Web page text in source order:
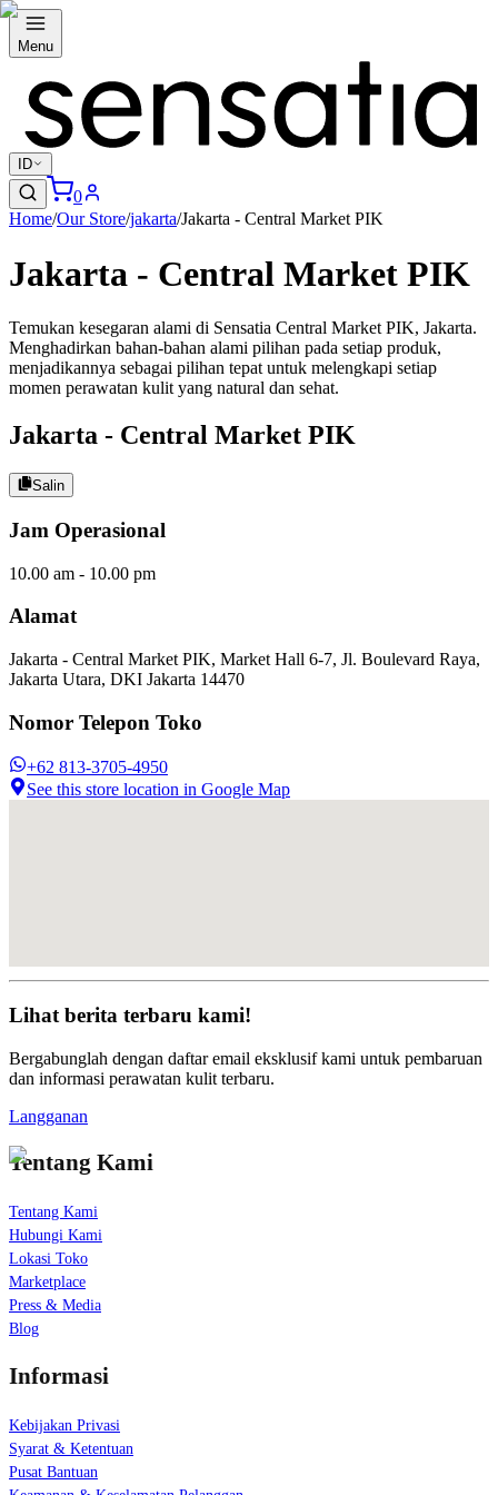
Menu
ID
0
Home/Our Store/jakarta/Jakarta - Central Market PIK
Jakarta - Central Market PIK
Temukan kesegaran alami di Sensatia Central Market PIK, Jakarta.
Menghadirkan bahan-bahan alami pilihan pada setiap produk,
menjadikannya sebagai pilihan tepat untuk melengkapi setiap
momen perawatan kulit yang natural dan sehat.
Jakarta - Central Market PIK
Salin
Jam Operasional
10.00 am - 10.00 pm
Alamat
Jakarta - Central Market PIK, Market Hall 6-7, Jl. Boulevard Raya,
Jakarta Utara, DKI Jakarta 14470
Nomor Telepon Toko
+62 813-3705-4950
See this store location in Google Map
Lihat berita terbaru kami!
Bergabunglah dengan daftar email eksklusif kami untuk pembaruan
dan informasi perawatan kulit terbaru.
Langganan
Tentang Kami
Tentang Kami
Hubungi Kami
Lokasi Toko
Marketplace
Press & Media
Blog
Informasi
Kebijakan Privasi
Syarat & Ketentuan
Pusat Bantuan